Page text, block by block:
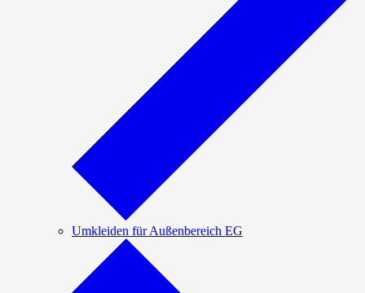
Umkleiden für Außenbereich EG